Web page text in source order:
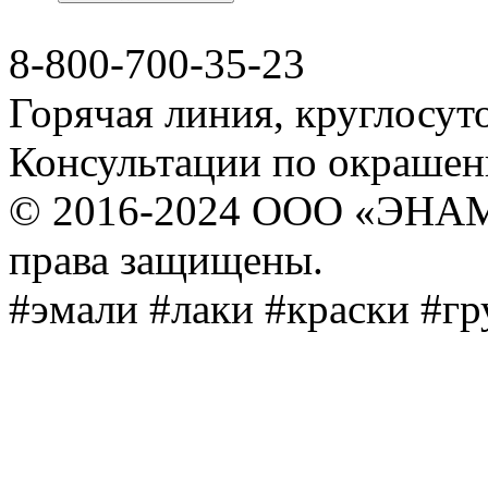
8-800-700-35-23
Горячая линия,
Консультации по
© 2016-2024 ООО
права защищены.
#эмали #лаки #краски